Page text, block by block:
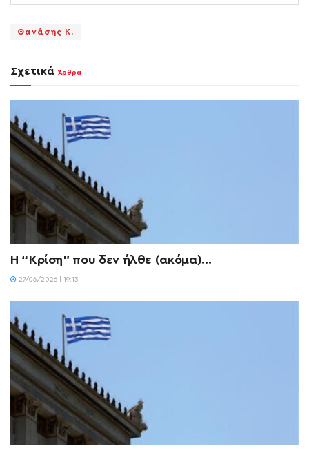
Θανάσης Κ.
Σχετικά Άρθρα
Η “Κρίση” που δεν ήλθε (ακόμα)…
27/06/2026 | 19:13